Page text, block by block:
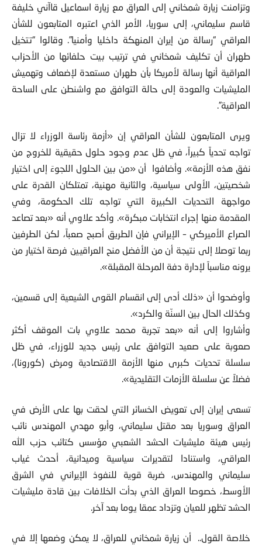
وتزامنت زيارة شمخاني إلى العراق مع زيارة اسماعيل قاآني خليفة
قاسم سليماني، إلى سوريا، الأمر الذي اعتبره المتابعون للشأن
العراقي “رسالة من إيران المنهكة داخليا وأمنيا”. وقالوا “تتخيل
طهران أن تكليف شمخاني في ترتيب بيت حلفائها من الأحزاب
العراقية أنها رسالة لأمريكا بأن طهران مستعدة لإضعاف وتهميش
المليشيات والعودة إلى حالة التوافق مع واشنطن على الساحة
العراقية”.
ويرى المتابعون للشأن العراقي إن «أزمة رئاسة الوزراء لا تزال
تواجه تحدياً كبيراً، في ظل عدم وجود حلول حقيقية للخروج من
نفق هذه الأزمة». وأضافوا أن «من بين الحلول اللجوءَ إلى اختيار
شخصيتين، الأولى سياسية، والثانية مهنية، تمتلكان القدرة على
مواجهة التحديات الكبيرة التي تواجه تلك الحكومة، وفي
المقدمة منها إجراء انتخابات مبكرة». وأكد علاوي أنه «بعد تصاعد
الصراع الأميركي – الإيراني فإن الطريق أصبح صعباً، لكن الطرفين
ربما توصلا إلى نتيجة أن من الأفضل منح العراقيين فرصة اختيار من
يرونه مناسباً لإدارة دفة المرحلة المقبلة».
وأوضحوا أن «ذلك أدى إلى انقسام القوى الشيعية إلى قسمين،
وكذلك الحال بين السنّة والكرد».
وأشاروا إلى أنه «بعد تجربة محمد علاوي بات الموقف أكثر
صعوبة على صعيد التوافق على رئيس جديد للوزراء، في ظل
سلسلة تحديات كبرى منها الأزمة الاقتصادية ومرض (كورونا)،
فضلاً عن سلسلة الأزمات التقليدية».
تسعى إيران إلى تعويض الخسائر التي لحقت بها على الأرض في
العراق وسوريا بعد مقتل سليماني، وأبو مهدي المهندس نائب
رئيس هيئة مليشيات الحشد الشعبي مؤسس كتائب حزب الله
العراقي، واستنادا لتقديرات سياسية وميدانية، أحدث غياب
سليماني والمهندس، ضربة قوية للنفوذ الإيراني في الشرق
الأوسط، خصوصا العراق الذي بدأت الخلافات بين قادة مليشيات
الحشد تظهر للعيان وتزداد عمقا يوما بعد آخر.
خلاصة القول.. أن زيارة شمخاني للعراق، لا يمكن وضعها إلا في